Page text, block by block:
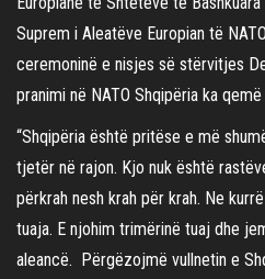
Suprem i Aleatëve Europian të
ceremoninë e nisjes së stërvitjes
pranimi në NATO Shqipëria ka
“Shqipëria është pritëse e më
tjetër në rajon. Kjo nuk është
përkrah nesh krah për krah. Ne
tuaja. E njohim trimërinë tuaj dhe
aleancë. Përgëzojmë vullnetin e